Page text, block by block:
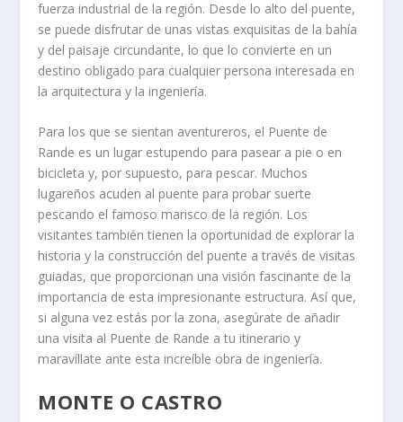
fuerza industrial de la región. Desde lo alto del puente,
se puede disfrutar de unas vistas exquisitas de la bahía
y del paisaje circundante, lo que lo convierte en un
destino obligado para cualquier persona interesada en
la arquitectura y la ingeniería.
Para los que se sientan aventureros, el Puente de
Rande es un lugar estupendo para pasear a pie o en
bicicleta y, por supuesto, para pescar. Muchos
lugareños acuden al puente para probar suerte
pescando el famoso marisco de la región. Los
visitantes también tienen la oportunidad de explorar la
historia y la construcción del puente a través de visitas
guiadas, que proporcionan una visión fascinante de la
importancia de esta impresionante estructura. Así que,
si alguna vez estás por la zona, asegúrate de añadir
una visita al Puente de Rande a tu itinerario y
maravíllate ante esta increíble obra de ingeniería.
MONTE O CASTRO